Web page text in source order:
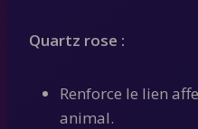
Quartz rose :
Renforce le lien
animal.